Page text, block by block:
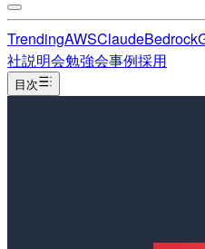
TrendingAWSClaudeBedrock
社説明会勉強会事例採用
目次